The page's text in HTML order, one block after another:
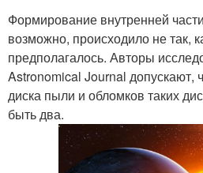
Формирование внутренней
возможно, происходило не так,
предполагалось. Авторы
Astronomical Journal допускают,
диска пыли и обломков таких
быть два.